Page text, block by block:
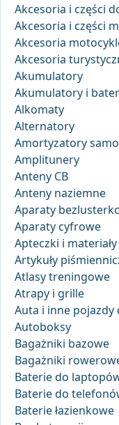
Akcesoria i części
Akcesoria i części
Akcesoria
Akcesoria
Akumulatory
Akumulatory i
Alkomaty
Alternatory
Amortyzatory
Amplitunery
Anteny CB
Anteny naziemne
Aparaty
Aparaty cyfrowe
Apteczki i
Artykuły
Atlasy treningowe
Atrapy i grille
Auta i inne pojazdy
Autoboksy
Bagażniki bazowe
Bagażniki
Baterie do
Baterie do
Baterie łazienkowe